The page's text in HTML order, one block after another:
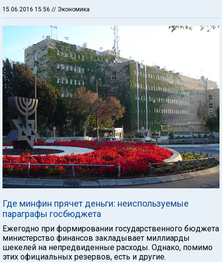
15.06.2016 15:56 // Экономика
Где минфин прячет деньги: неиспользуемые
параграфы госбюджета
Ежегодно при формировании государственного бюджета
министерство финансов закладывает миллиарды
шекелей на непредвиденные расходы. Однако, помимо
этих официальных резервов, есть и другие.